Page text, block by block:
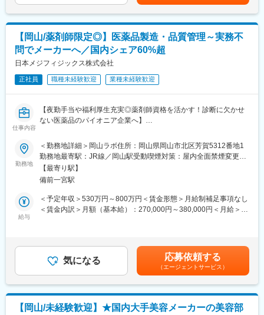
に取り組む研究開発型企業として歩み続け、バイオテクノロジー
や機能性色素の技術をベースに幅広い分野で事業を展開していま
す。2012年にNAGASEグループの一員となり、情報収集や市場開
拓、販売、物流等、商社・長瀬産業が有する幅広い機能のバック
アップを得て、世界へ進出しています。更に今後NAGASEグルー
プ各社とのシナジーを発揮し、環境やエネルギー等の新たな分野
へも踏み出したいと考えています。
（2）当社を特徴付けている酵素、微生物、糖質、色素に関する技
術の研究開発を一層深化させ、様々な分野でイノベーションを起
こし続けるオンリーワン企業となる事を目指しています。また、
の顧客に真に価値ある製品を供給し岡山をベースにグローバルに
事業を展開しています。
変更の範囲：会社の定める業務
【岡山/薬剤師限定◎】医薬品製造・品質管理～実務不
問でメーカーへ／国内シェア60%超
日本メジフィジックス株式会社
正社員 職種未経験歓迎 業種未経験歓迎
仕事内容
【夜勤手当や福利厚生充実◎薬剤師資格を活かす！診断に欠かせ
ない医薬品のパイオニア企業へ】
■具体的な職務内容
・放射性医薬品の製造
・放射性医薬品の無菌試験、定量試験などの多種にわたる品質試
験
・放射性医薬品の製造から出荷までの管理
・新製剤、新技術の導入／改善／改良
※独り立ちするまで先輩がOJT形式・マンツーマンで丁寧にフォロ
SPECT・PETと呼ばれる核医学検査が主な事業分野です。これは
生体内の微妙な変化をとらえて画像化する「分子イメージング」
という技術であり、医療課題の克服に幅広く力を発揮できる可能
薬品の承認を取得し、全国に安定供給しています。
勤務地
＜勤務地詳細＞岡山ラボ住所：岡山県岡山市北区芳賀5312番地1
勤務地最寄駅：JR線／岡山駅受動喫煙対策：屋内全面禁煙変更の
範囲：会社の定める事業所
【最寄り駅】
備前一宮駅
給与
＜予定年収＞530万円～800万円＜賃金形態＞月給制補足事項なし
＜賃金内訳＞月額（基本給）：270,000円～380,000円＜月給＞
績のターゲット100％達成の場合支給■昇給：年1回
気になる 応募依頼する
（エージェントサービス）
【岡山/未経験歓迎】★国内大手美容メーカーの美容部